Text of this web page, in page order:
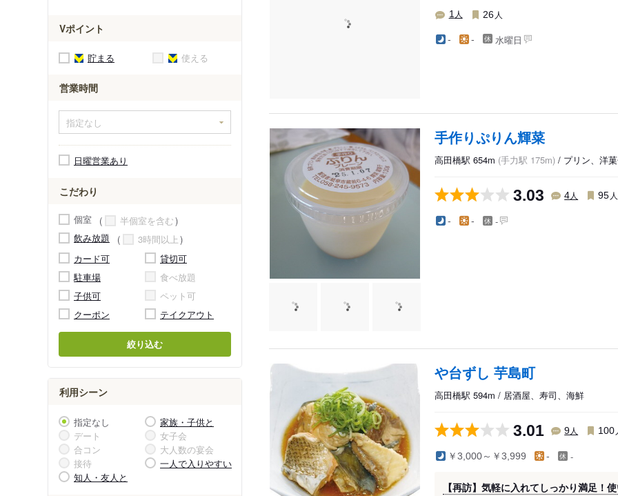
Vポイント
貯まる 使える
営業時間
日曜営業あり
こだわり
個室
半個室を含む
飲み放題
3時間以上
カード可
貸切可
駐車場
食べ放題
子供可
ペット可
クーポン
テイクアウト
絞り込む
利用シーン
指定なし
家族・子供と
デート
女子会
合コン
大人数の宴会
接待
一人で入りやすい
知人・友人と
1 人 26 人
- - 水曜日
手作りぷりん輝菜
高田橋駅 654m (手力駅 175m) / プリン、洋
3.03 4人 95 人
- - -
や台ずし 芋島町
高田橋駅 594m / 居酒屋、寿司、海鮮
3.01 9人 100
￥3,000～￥3,999 - -
【再訪】気軽に入れてしっかり満足！